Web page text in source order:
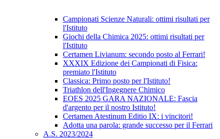
Campionati Scienze Naturali: ottimi risultati per
l'Istituto
Giochi della Chimica 2025: ottimi risultati per
l'Istituto
Certamen Livianum: secondo posto al Ferrari!
XXXIX Edizione dei Campionati di Fisica:
premiato l'Istituto
Classica: Primo posto per l'Istituto!
Triathlon dell'Ingegnere Chimico
EOES 2025 GARA NAZIONALE: Fascia
d'argento per il nostro Istituto!
Certamen Atestinum Editio IX: i vincitori!
Adotta una parola: grande successo per il Ferrari
A.S. 2023/2024